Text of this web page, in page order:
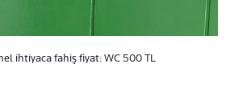
ihtiyaca fahiş fiyat: WC 500 TL